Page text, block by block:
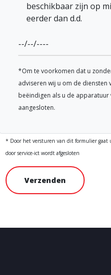
beschikbaar zijn op
eerder dan d.d.
*Om te voorkomen dat u
adviseren wij u om de
beëindigen als u de apparatuur
aangesloten.
* Door het versturen van dit formulier gaat
door service-ict wordt afgesloten